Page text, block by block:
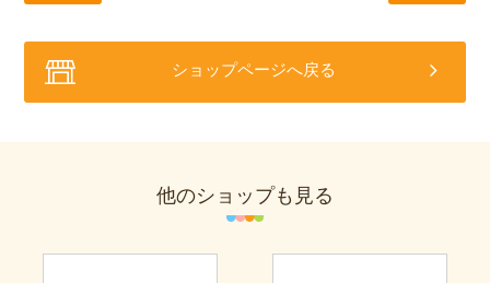
ショップページへ戻る
他のショップも見る